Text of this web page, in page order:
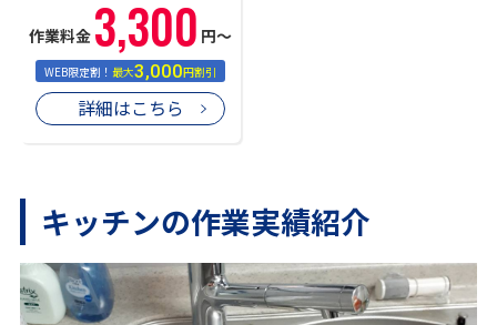
作業料金 3,300 円〜
WEB限定割！最大3,000円割引
詳細はこちら
キッチンの作業実績紹介